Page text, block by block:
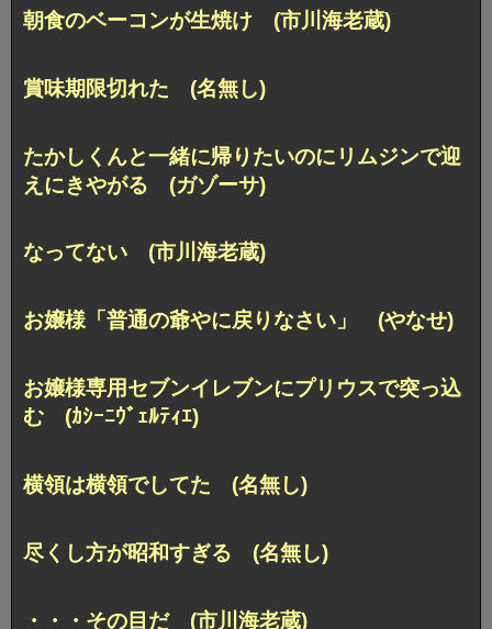
朝食のベーコンが生焼け (市川海老蔵)
賞味期限切れた (名無し)
たかしくんと一緒に帰りたいのにリムジンで迎
えにきやがる (ガゾーサ)
なってない (市川海老蔵)
お嬢様「普通の爺やに戻りなさい」 (やなせ)
お嬢様専用セブンイレブンにプリウスで突っ込
む (ｶｼｰﾆｳﾞｪﾙﾃｨｴ)
横領は横領でしてた (名無し)
尽くし方が昭和すぎる (名無し)
・・・その目だ (市川海老蔵)